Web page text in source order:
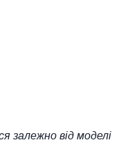
залежно від моделі